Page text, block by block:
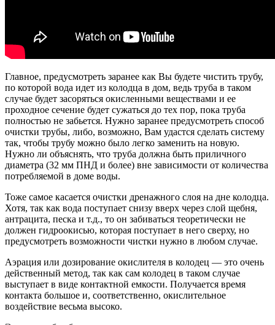
Главное, предусмотреть заранее как Вы будете чистить трубу,
по которой вода идет из колодца в дом, ведь труба в таком
случае будет засоряться окисленными веществами и ее
проходное сечение будет сужаться до тех пор, пока труба
полностью не забьется. Нужно заранее предусмотреть способ
очистки трубы, либо, возможно, Вам удастся сделать систему
так, чтобы трубу можно было легко заменить на новую.
Нужно ли объяснять, что труба должна быть приличного
диаметра (32 мм ПНД и более) вне зависимости от количества
потребляемой в доме воды.
Тоже самое касается очистки дренажного слоя на дне колодца.
Хотя, так как вода поступает снизу вверх через слой щебня,
антрацита, песка и т.д., то он забиваться теоретически не
должен гидроокисью, которая поступает в него сверху, но
предусмотреть возможности чистки нужно в любом случае.
Аэрация или дозирование окислителя в колодец — это очень
действенный метод, так как сам колодец в таком случае
выступает в виде контактной емкости. Получается время
контакта большое и, соответственно, окислительное
воздействие весьма высоко.